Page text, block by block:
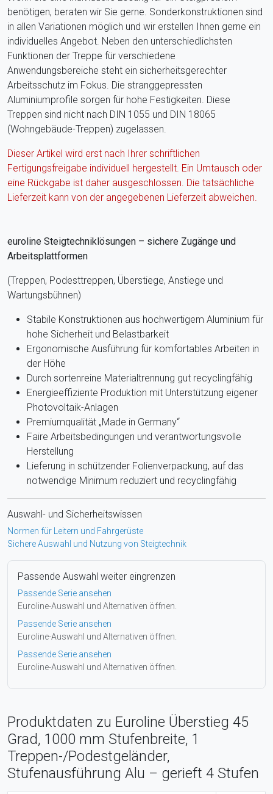
benötigen, beraten wir Sie gerne. Sonderkonstruktionen sind
in allen Variationen möglich und wir erstellen Ihnen gerne ein
individuelles Angebot. Neben den unterschiedlichsten
Funktionen der Treppe für verschiedene
Anwendungsbereiche steht ein sicherheitsgerechter
Arbeitsschutz im Fokus. Die stranggepressten
Aluminiumprofile sorgen für hohe Festigkeiten. Diese
Treppen sind nicht nach DIN 1055 und DIN 18065
(Wohngebäude-Treppen) zugelassen.
Dieser Artikel wird erst nach Ihrer schriftlichen
Fertigungsfreigabe individuell hergestellt. Ein Umtausch oder
eine Rückgabe ist daher ausgeschlossen. Die tatsächliche
Lieferzeit kann von der angegebenen Lieferzeit abweichen.
euroline Steigtechniklösungen – sichere Zugänge und
Arbeitsplattformen
(Treppen, Podesttreppen, Überstiege, Anstiege und
Wartungsbühnen)
Stabile Konstruktionen aus hochwertigem Aluminium für
hohe Sicherheit und Belastbarkeit
Ergonomische Ausführung für komfortables Arbeiten in
der Höhe
Durch sortenreine Materialtrennung gut recyclingfähig
Energieeffiziente Produktion mit Unterstützung eigener
Photovoltaik-Anlagen
Premiumqualität „Made in Germany“
Faire Arbeitsbedingungen und verantwortungsvolle
Herstellung
Lieferung in schützender Folienverpackung, auf das
notwendige Minimum reduziert und recyclingfähig
Auswahl- und Sicherheitswissen
Normen für Leitern und Fahrgerüste
Sichere Auswahl und Nutzung von Steigtechnik
Passende Auswahl weiter eingrenzen
Passende Serie ansehen
Euroline-Auswahl und Alternativen öffnen.
Passende Serie ansehen
Euroline-Auswahl und Alternativen öffnen.
Passende Serie ansehen
Euroline-Auswahl und Alternativen öffnen.
Produktdaten zu Euroline Überstieg 45
Grad, 1000 mm Stufenbreite, 1
Treppen-/Podestgeländer,
Stufenausführung Alu – gerieft 4 Stufen